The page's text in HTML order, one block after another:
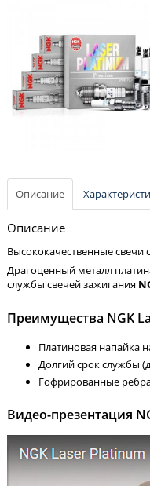
Описание
Описание
Высококачественные свечи
Драгоценный металл
службы свечей зажигания
Преимущества NGK
Платиновая напайка
Долгий срок службы
Гофрированные
Видео-презентация